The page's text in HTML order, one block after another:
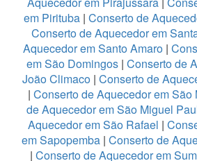
em Pirituba| Conserto de
Conserto de Aquecedor em
Aquecedor em Santo Amaro |
em São Domingos | Conserto de
João Climaco| Conserto de
| Conserto de Aquecedor em São
de Aquecedor em São Miguel
Aquecedor em São Rafael |
em Sapopemba | Conserto de
| Conserto de Aquecedor em